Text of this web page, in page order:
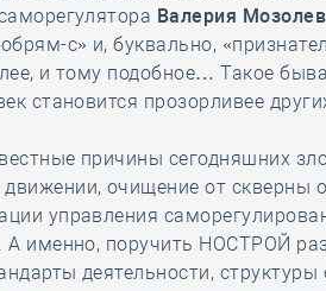
Валерия
с» и, буквально,
и тому подобное… Такое
становится прозорливее
причины сегодняшних
очищение от скверны
управления
А именно, поручить НОСТРОЙ
деятельности,